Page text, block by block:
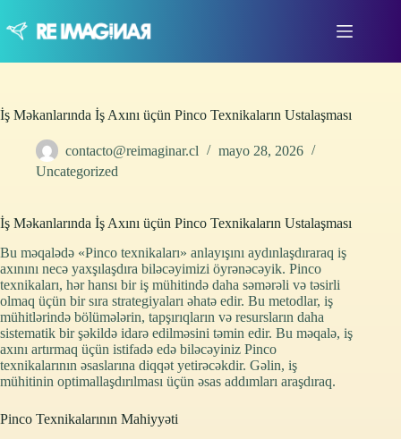
al
contenido
İş Məkanlarında İş Axını üçün Pinco Texnikaların Ustalaşması
contacto@reimaginar.cl
mayo 28, 2026
Uncategorized
İş Məkanlarında İş Axını üçün Pinco Texnikaların Ustalaşması
Bu məqalədə «Pinco texnikaları» anlayışını aydınlaşdıraraq iş
axınını necə yaxşılaşdıra biləcəyimizi öyrənəcəyik. Pinco
texnikaları, hər hansı bir iş mühitində daha səmərəli və təsirli
olmaq üçün bir sıra strategiyaları əhatə edir. Bu metodlar, iş
mühitlərində bölümələrin, tapşırıqların və resursların daha
sistematik bir şəkildə idarə edilməsini təmin edir. Bu məqalə, iş
axını artırmaq üçün istifadə edə biləcəyiniz Pinco
texnikalarının əsaslarına diqqət yetirəcəkdir. Gəlin, iş
mühitinin optimallaşdırılması üçün əsas addımları araşdıraq.
Pinco Texnikalarının Mahiyyəti